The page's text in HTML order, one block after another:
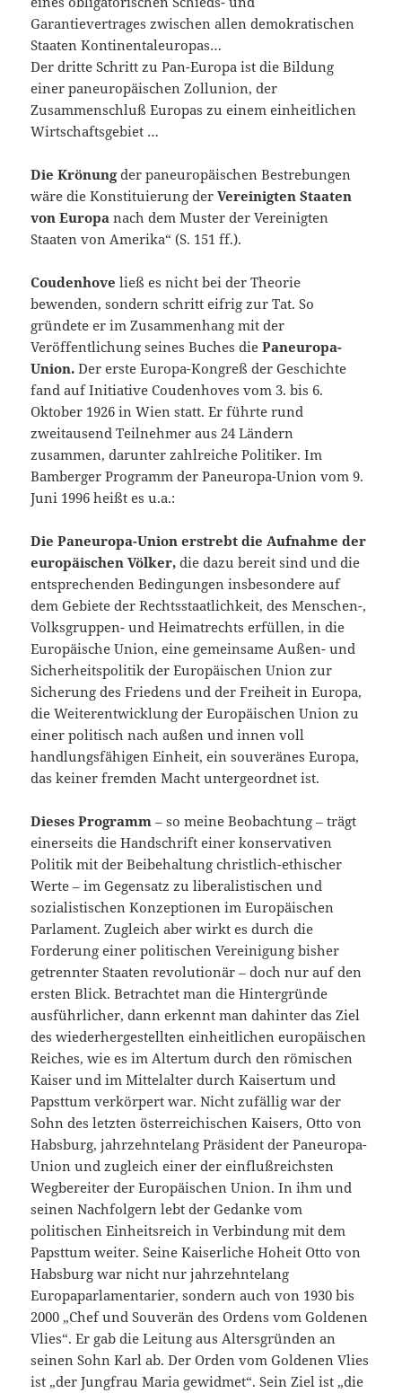
Garantievertrages zwischen allen demokratischen
Staaten Kontinentaleuropas…
Der dritte Schritt zu Pan-Europa ist die Bildung
einer paneuropäischen Zollunion, der
Zusammenschluß Europas zu einem einheitlichen
Wirtschaftsgebiet …
Die Krönungder paneuropäischen Bestrebungen
wäre die Konstituierung derVereinigten Staaten
von Europa nach dem Muster der Vereinigten
Staaten von Amerika“ (S. 151 ff.).
Coudenhove ließ es nicht bei der Theorie
bewenden, sondern schritt eifrig zur Tat. So
gründete er im Zusammenhang mit der
Veröffentlichung seines Buches diePaneuropa-
Union. Der erste Europa-Kongreß der Geschichte
fand auf Initiative Coudenhoves vom 3. bis 6.
Oktober 1926 in Wien statt. Er führte rund
zweitausend Teilnehmer aus 24 Ländern
zusammen, darunter zahlreiche Politiker. Im
Bamberger Programm der Paneuropa-Union vom 9.
Juni 1996 heißt es u.a.:
Die Paneuropa-Union erstrebt die Aufnahme der
europäischen Völker, die dazu bereit sind und die
entsprechenden Bedingungen insbesondere auf
dem Gebiete der Rechtsstaatlichkeit, des Menschen-,
Volksgruppen- und Heimatrechts erfüllen, in die
Europäische Union, eine gemeinsame Außen- und
Sicherheitspolitik der Europäischen Union zur
Sicherung des Friedens und der Freiheit in Europa,
die Weiterentwicklung der Europäischen Union zu
einer politisch nach außen und innen voll
handlungsfähigen Einheit, ein souveränes Europa,
das keiner fremden Macht untergeordnet ist.
Dieses Programm – so meine Beobachtung – trägt
einerseits die Handschrift einer konservativen
Politik mit der Beibehaltung christlich-ethischer
Werte – im Gegensatz zu liberalistischen und
sozialistischen Konzeptionen im Europäischen
Parlament. Zugleich aber wirkt es durch die
Forderung einer politischen Vereinigung bisher
getrennter Staaten revolutionär – doch nur auf den
ersten Blick. Betrachtet man die Hintergründe
ausführlicher, dann erkennt man dahinter das Ziel
des wiederhergestellten einheitlichen europäischen
Reiches, wie es im Altertum durch den römischen
Kaiser und im Mittelalter durch Kaisertum und
Papsttum verkörpert war. Nicht zufällig war der
Sohn des letzten österreichischen Kaisers, Otto von
Habsburg, jahrzehntelang Präsident der Paneuropa-
Union und zugleich einer der einflußreichsten
Wegbereiter der Europäischen Union. In ihm und
seinen Nachfolgern lebt der Gedanke vom
politischen Einheitsreich in Verbindung mit dem
Papsttum weiter. Seine Kaiserliche Hoheit Otto von
Habsburg war nicht nur jahrzehntelang
Europaparlamentarier, sondern auch von 1930 bis
2000 „Chef und Souverän des Ordens vom Goldenen
Vlies“. Er gab die Leitung aus Altersgründen an
seinen Sohn Karl ab. Der Orden vom Goldenen Vlies
ist „der Jungfrau Maria gewidmet“. Sein Ziel ist „die